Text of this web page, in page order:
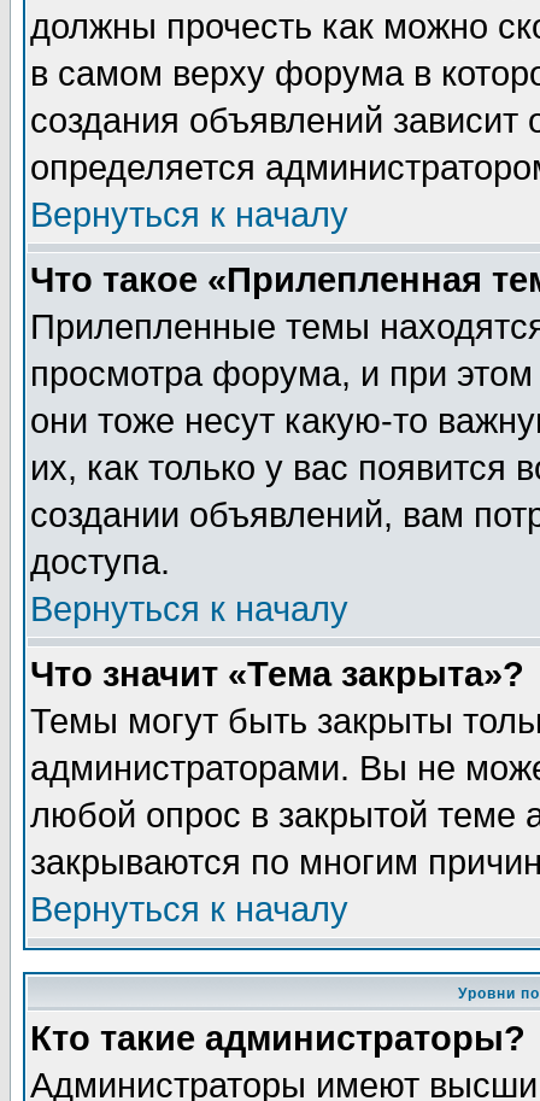
должны прочесть как можно
в самом верху форума в
создания объявлений зависит
определяется
Вернуться к началу
Что такое «Прилепленная
Прилепленные темы
просмотра форума, и при
они тоже несут какую-то
их, как только у вас появится
создании объявлений, вам
доступа.
Вернуться к началу
Что значит «Тема закрыта»?
Темы могут быть закрыты
администраторами. Вы не
любой опрос в закрытой теме
закрываются по многим
Вернуться к началу
Уровни
Кто такие администраторы?
Администраторы имеют